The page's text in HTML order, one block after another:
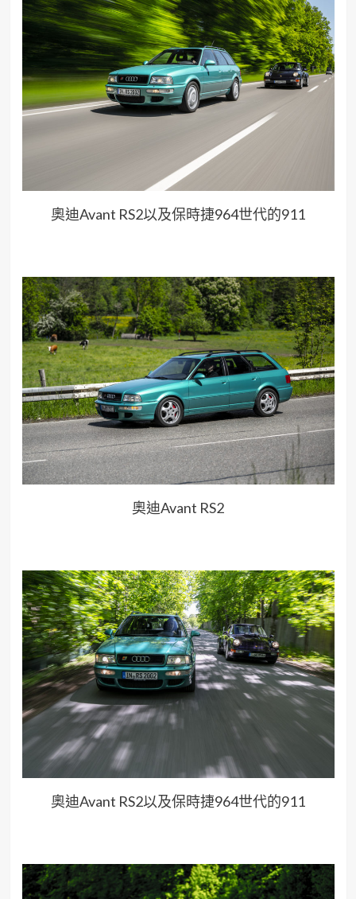
奧迪Avant RS2以及保時捷964世代的911
奧迪Avant RS2
奧迪Avant RS2以及保時捷964世代的911